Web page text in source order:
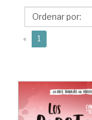
« 1